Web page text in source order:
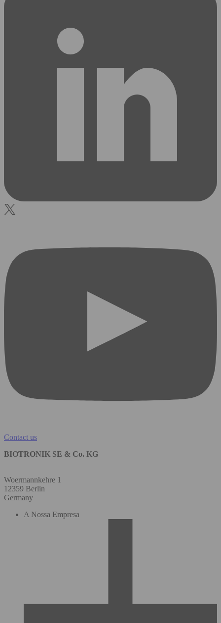
Contact us
BIOTRONIK SE & Co. KG
Woermannkehre 1
12359 Berlin
Germany
A Nossa Empresa